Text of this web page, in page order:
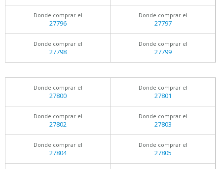
Donde comprar el
27796
Donde comprar el
27797
Donde comprar el
27798
Donde comprar el
27799
Donde comprar el
27800
Donde comprar el
27801
Donde comprar el
27802
Donde comprar el
27803
Donde comprar el
27804
Donde comprar el
27805